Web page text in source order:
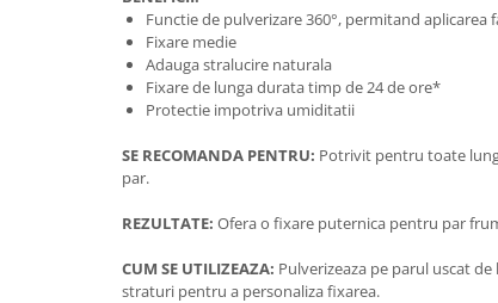
Functie de pulverizare 360°, permitand aplicarea
Fixare medie
Adauga stralucire naturala
Fixare de lunga durata timp de 24 de ore*
Protectie impotriva umiditatii
SE RECOMANDA PENTRU: Potrivit pentru toate
par.
REZULTATE: Ofera o fixare puternica pentru par
CUM SE UTILIZEAZA: Pulverizeaza pe parul uscat
straturi pentru a personaliza fixarea.